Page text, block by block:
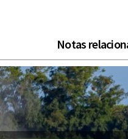
Notas